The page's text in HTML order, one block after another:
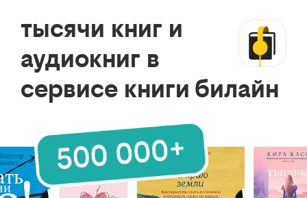
тысячи книг и
аудиокниг в
сервисе книги билайн